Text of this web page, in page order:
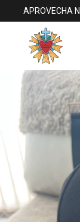
APROVECHA